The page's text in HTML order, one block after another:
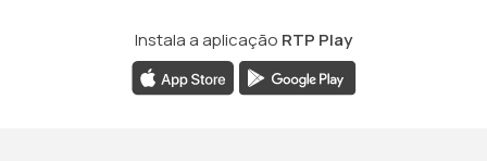
Instala a aplicação RTP Play